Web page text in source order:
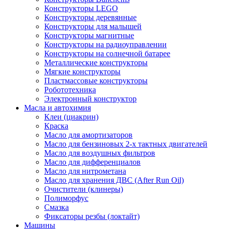
Конструкторы LEGO
Конструкторы деревянные
Конструкторы для малышей
Конструкторы магнитные
Конструкторы на радиоуправлении
Конструкторы на солнечной батарее
Металлические конструкторы
Мягкие конструкторы
Пластмассовые конструкторы
Робототехника
Электронный конструктор
Масла и автохимия
Клеи (циакрин)
Краска
Масло для амортизаторов
Масло для бензиновых 2-х тактных двигателей
Масло для воздушных фильтров
Масло для дифференциалов
Масло для нитрометана
Масло для хранения ДВС (After Run Oil)
Очистители (клинеры)
Полиморфус
Смазка
Фиксаторы резбы (локтайт)
Машины